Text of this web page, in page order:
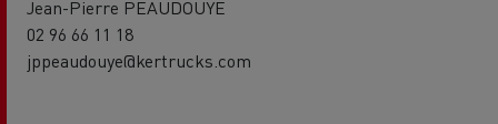
Jean-Pierre PEAUDOUYE
02 96 66 11 18
jppeaudouye@kertrucks.com